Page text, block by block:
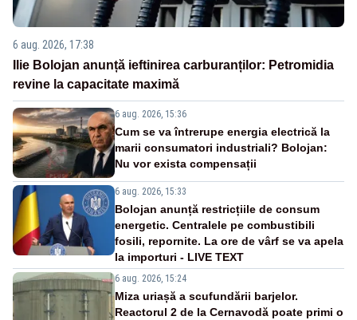
6 aug. 2026, 17:38
Ilie Bolojan anunță ieftinirea carburanților: Petromidia
revine la capacitate maximă
6 aug. 2026, 15:36
Cum se va întrerupe energia electrică la
marii consumatori industriali? Bolojan:
Nu vor exista compensații
6 aug. 2026, 15:33
Bolojan anunță restricțiile de consum
energetic. Centralele pe combustibili
fosili, repornite. La ore de vârf se va apela
la importuri - LIVE TEXT
6 aug. 2026, 15:24
Miza uriașă a scufundării barjelor.
Reactorul 2 de la Cernavodă poate primi o